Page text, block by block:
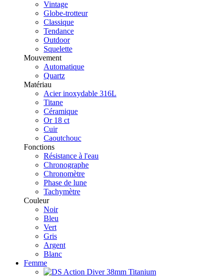
Vintage
Globe-trotteur
Classique
Tendance
Outdoor
Squelette
Mouvement
Automatique
Quartz
Matériau
Acier inoxydable 316L
Titane
Céramique
Or 18 ct
Cuir
Caoutchouc
Fonctions
Résistance à l'eau
Chronographe
Chronomètre
Phase de lune
Tachymètre
Couleur
Noir
Bleu
Vert
Gris
Argent
Blanc
Femme